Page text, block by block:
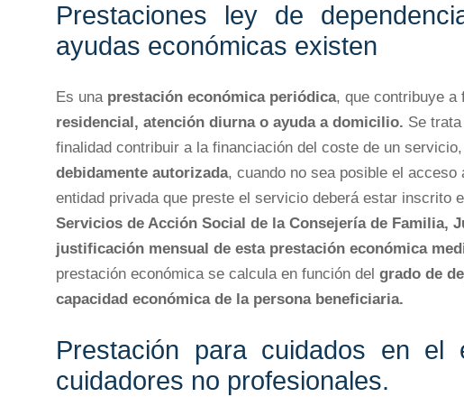
Prestaciones ley de
ayudas económicas existen
Es una prestación económica periódica, que contribuye a
residencial, atención diurna o ayuda a domicilio. Se
finalidad contribuir a la financiación del coste de un
debidamente autorizada, cuando no sea posible el
entidad privada que preste el servicio deberá estar inscrito
Servicios de Acción Social de la Consejería de Familia,
justificación mensual de esta prestación económica
prestación económica se calcula en función del grado de
capacidad económica de la persona beneficiaria.
Prestación para cuidados en
cuidadores no profesionales.